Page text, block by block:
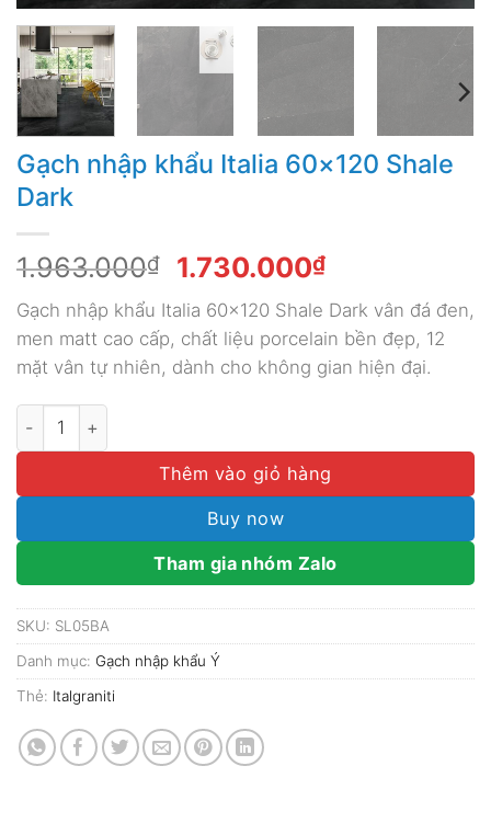
Gạch nhập khẩu Italia 60×120 Shale
Dark
1.963.000₫
Giá
là:
1.963.000₫.
1.730.000₫Giá
tại
là:
1.730.000₫.
Gạch nhập khẩu Italia 60×120 Shale Dark vân đá đen,
men matt cao cấp, chất liệu porcelain bền đẹp, 12
mặt vân tự nhiên, dành cho không gian hiện đại.
Gạch nhập khẩu Italia 60x120 Shale Dark số lượng
Thêm vào giỏ hàng
Buy now
Tham gia nhóm Zalo
SKU: SL05BA
Danh mục: Gạch nhập khẩu Ý
Thẻ: Italgraniti